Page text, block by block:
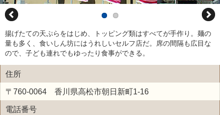
揚げたての天ぷらをはじめ、トッピング類はすべてが手作り。麺の
量も多く、食いしん坊にはうれしいセルフ店だ。席の間隔も広目な
ので、子ども連れでもゆったり食事ができる。
住所
〒760-0064 香川県高松市朝日新町1-16
電話番号